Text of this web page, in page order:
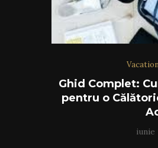
Ghid Complet:
pentru o
iunie